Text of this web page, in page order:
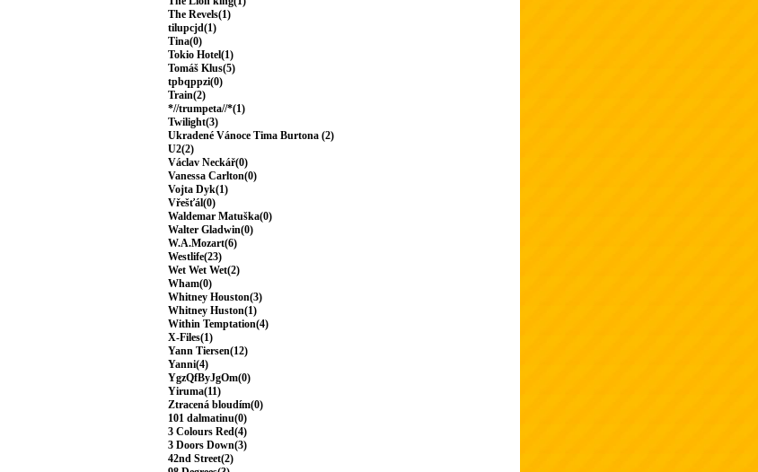
The Revels(1)
tilupcjd(1)
Tina(0)
Tokio Hotel(1)
Tomáš Klus(5)
tpbqppzi(0)
Train(2)
*//trumpeta//*(1)
Twilight(3)
Ukradené Vánoce Tima Burtona (2)
U2(2)
Václav Neckář(0)
Vanessa Carlton(0)
Vojta Dyk(1)
Vřešťál(0)
Waldemar Matuška(0)
Walter Gladwin(0)
W.A.Mozart(6)
Westlife(23)
Wet Wet Wet(2)
Wham(0)
Whitney Houston(3)
Whitney Huston(1)
Within Temptation(4)
X-Files(1)
Yann Tiersen(12)
Yanni(4)
YgzQfByJgOm(0)
Yiruma(11)
Ztracená bloudím(0)
101 dalmatinu(0)
3 Colours Red(4)
3 Doors Down(3)
42nd Street(2)